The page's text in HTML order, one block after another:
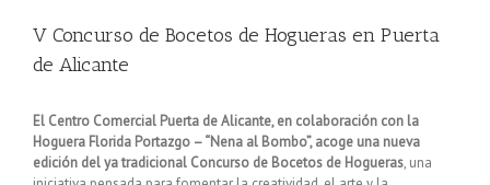
V Concurso de Bocetos de Hogueras en Puerta
de Alicante
El Centro Comercial Puerta de Alicante, en colaboración con la
Hoguera Florida Portazgo – “Nena al Bombo”, acoge una nueva
edición del ya tradicional Concurso de Bocetos de Hogueras, una